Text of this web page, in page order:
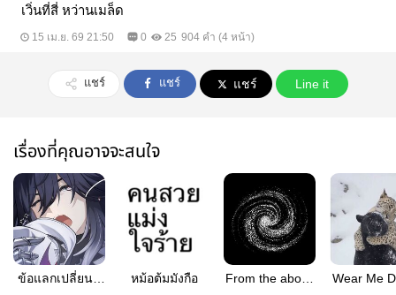
เวิ่นที่สี่ หว่านเมล็ด
15 เม.ย. 69 21:50 0 25 904 คำ (4 หน้า)
แชร์ แชร์ แชร์ Line it
เรื่องที่คุณอาจจะสนใจ
ข้อแลกเปลี่ยน }
หม้อต้มมังกือ
From the above
Wear Me